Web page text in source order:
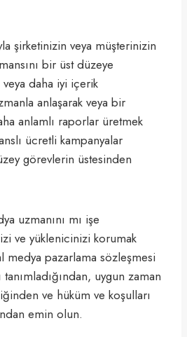
şirketinizin veya müşterinizin
bir üst düzeye
veya daha iyi içerik
anlaşarak veya bir
anlamlı raporlar üretmek
ücretli kampanyalar
görevlerin üstesinden
uzmanını mı işe
ve yüklenicinizi korumak
medya pazarlama sözleşmesi
tanımladığından, uygun zaman
ve hüküm ve koşulları
emin olun.